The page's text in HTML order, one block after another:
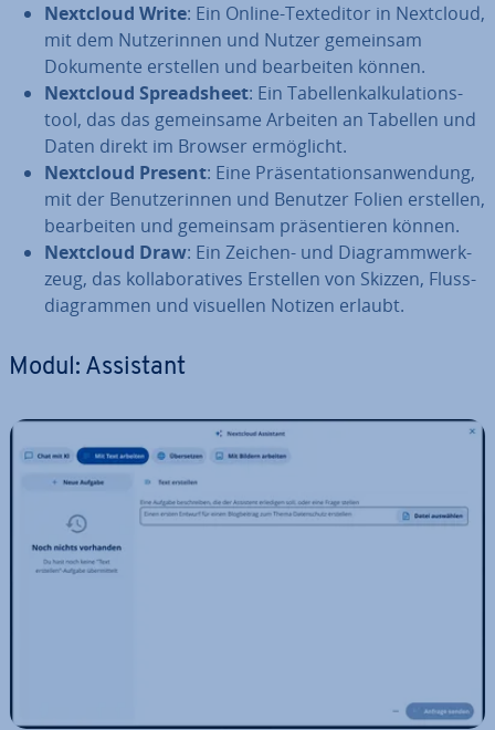
Nextcloud Write: Ein Online-Text­edi­tor in Nextcloud,
mit dem Nut­ze­rin­nen und Nutzer gemeinsam
Dokumente erstellen und be­ar­bei­ten können.
Nextcloud Spreadsheet: Ein Ta­bel­len­kal­ku­la­ti­ons­
tool, das das ge­mein­sa­me Arbeiten an Tabellen und
Daten direkt im Browser er­mög­licht.
Nextcloud Present: Eine Prä­sen­ta­ti­ons­an­wen­dung,
mit der Be­nut­ze­rin­nen und Benutzer Folien erstellen,
be­ar­bei­ten und gemeinsam prä­sen­tie­ren können.
Nextcloud Draw: Ein Zeichen- und Dia­gramm­werk­
zeug, das kol­la­bo­ra­ti­ves Erstellen von Skizzen, Fluss­
dia­gram­men und visuellen Notizen erlaubt.
Modul: Assistant